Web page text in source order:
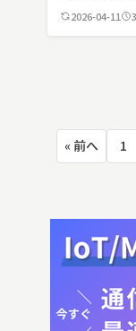
2026-04-11
投
稿
ー
« 前へ 1